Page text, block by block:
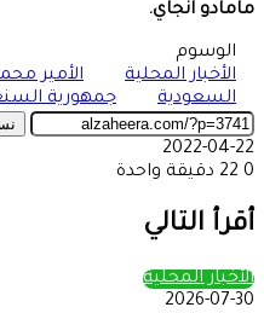
مامادو انجاي.
الوسوم
الأخبار المحلية
الأمير
السعودية
جمهورية
2022-04-22
0
دقيقة واحدة
عبر
البريد
أقرأ التالي
الأخبار المحلية
2026-07-30